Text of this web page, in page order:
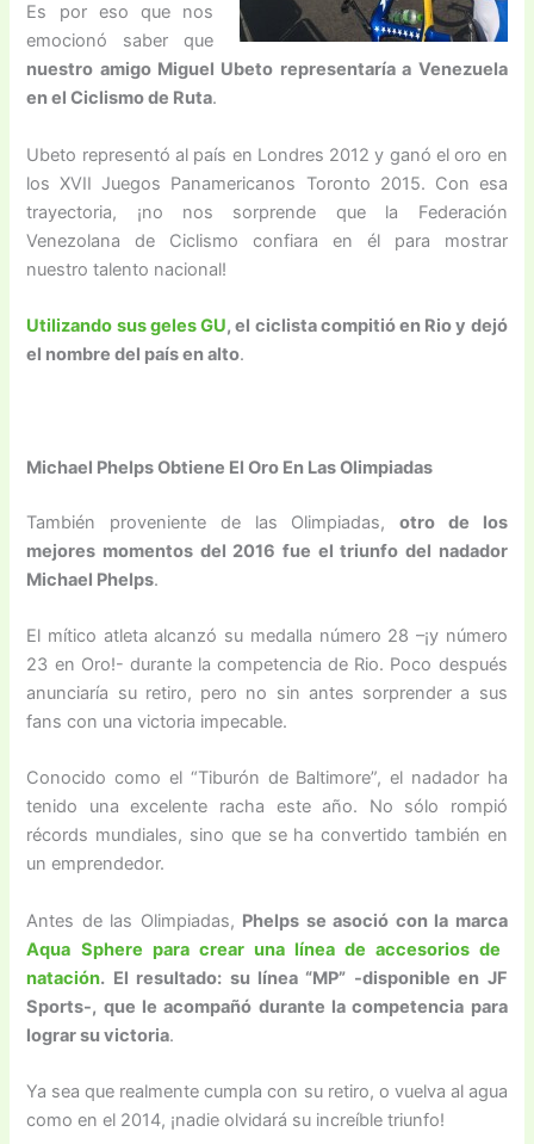
Es por eso que nos
emocionó saber que
nuestro amigo Miguel Ubeto representaría a Venezuela
en el Ciclismo de Ruta.
Ubeto representó al país en Londres 2012 y ganó el oro en
los XVII Juegos Panamericanos Toronto 2015. Con esa
trayectoria, ¡no nos sorprende que la Federación
Venezolana de Ciclismo confiara en él para mostrar
nuestro talento nacional!
Utilizando sus geles GU, el ciclista compitió en Rio y dejó
el nombre del país en alto.
Michael Phelps Obtiene El Oro En Las Olimpiadas
También proveniente de las Olimpiadas,otro de los
mejores momentos del 2016 fue el triunfo del nadador
Michael Phelps.
El mítico atleta alcanzó su medalla número 28 –¡y número
23 en Oro!- durante la competencia de Rio. Poco después
anunciaría su retiro, pero no sin antes sorprender a sus
fans con una victoria impecable.
Conocido como el “Tiburón de Baltimore”, el nadador ha
tenido una excelente racha este año. No sólo rompió
récords mundiales, sino que se ha convertido también en
un emprendedor.
Antes de las Olimpiadas, Phelps se asoció con la marca
Aqua Sphere para crear una línea de accesorios de
natación. El resultado: su línea “MP” -disponible en JF
Sports-, que le acompañó durante la competencia para
lograr su victoria.
Ya sea que realmente cumpla con su retiro, o vuelva al agua
como en el 2014, ¡nadie olvidará su increíble triunfo!